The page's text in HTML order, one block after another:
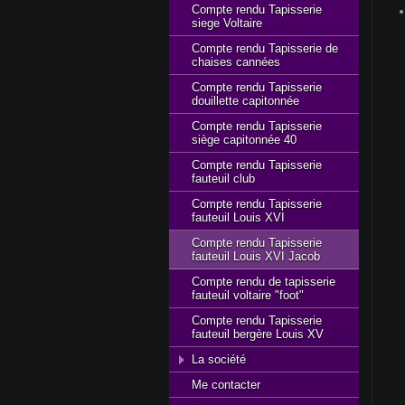
Compte rendu Tapisserie
siege Voltaire
Compte rendu Tapisserie de
chaises cannées
Compte rendu Tapisserie
douillette capitonnée
Compte rendu Tapisserie
siège capitonnée 40
Compte rendu Tapisserie
fauteuil club
Compte rendu Tapisserie
fauteuil Louis XVI
Compte rendu Tapisserie
fauteuil Louis XVI Jacob
Compte rendu de tapisserie
fauteuil voltaire "foot"
Compte rendu Tapisserie
fauteuil bergère Louis XV
La société
Me contacter